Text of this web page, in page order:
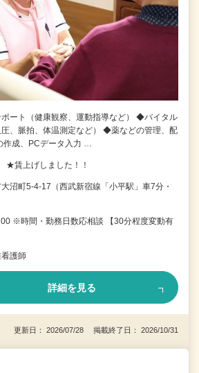
ート（健康観察、運動指導など） ◆バイタル
、脈拍、体温測定など） ◆薬などの管理、配
成、PCデータ入力 …
賃上げしました！！
沼町5-4-17（西武新宿線「小平駅」車7分・
※時間・勤務日数応相談 【30分程度変動有
護師
詳細を見る
更新日： 2026/07/28 掲載終了日： 2026/10/31